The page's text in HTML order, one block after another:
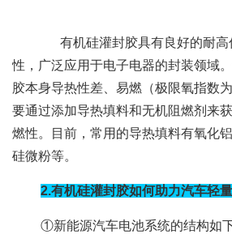
有机硅灌封胶具有良好的耐高
性，广泛应用于电子电器的封装领域
胶本身导热性差、易燃（极限氧指数
要通过添加导热填料和无机阻燃剂来
燃性。目前，常用的导热填料有氧化
硅微粉等。
2.有机硅灌封胶如何助力汽车轻
①新能源汽车电池系统的结构如下